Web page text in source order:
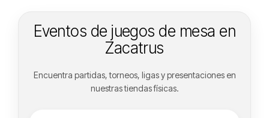
Eventos de juegos de mesa en
Zacatrus
Encuentra partidas, torneos, ligas y presentaciones en
nuestras tiendas físicas.